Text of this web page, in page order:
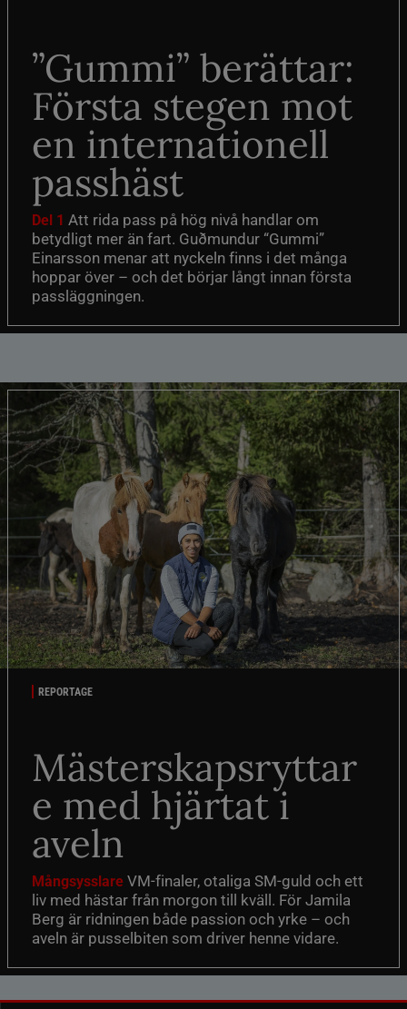
”Gummi” berättar:
Första stegen mot
en internationell
passhäst
Del 1 Att rida pass på hög nivå handlar om
betydligt mer än fart. Guðmundur “Gummi”
Einarsson menar att nyckeln finns i det många
hoppar över – och det börjar långt innan första
passläggningen.
REPORTAGE
Mästerskapsryttar
e med hjärtat i
aveln
Mångsysslare VM-finaler, otaliga SM-guld och ett
liv med hästar från morgon till kväll. För Jamila
Berg är ridningen både passion och yrke – och
aveln är pusselbiten som driver henne vidare.